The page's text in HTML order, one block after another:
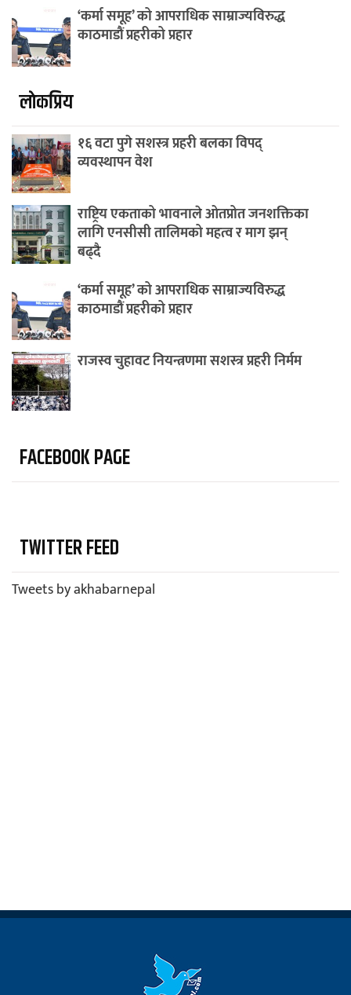
‘कर्मा समूह’ को आपराधिक साम्राज्यविरुद्ध
काठमाडौं प्रहरीको प्रहार
लाेकप्रिय
१६ वटा पुगे सशस्त्र प्रहरी बलका विपद्
व्यवस्थापन वेश
राष्ट्रिय एकताको भावनाले ओतप्रोत जनशक्तिका
लागि एनसीसी तालिमको महत्व र माग झन्
बढ्दै
‘कर्मा समूह’ को आपराधिक साम्राज्यविरुद्ध
काठमाडौं प्रहरीको प्रहार
राजस्व चुहावट नियन्त्रणमा सशस्त्र प्रहरी निर्मम
FACEBOOK PAGE
TWITTER FEED
Tweets by akhabarnepal